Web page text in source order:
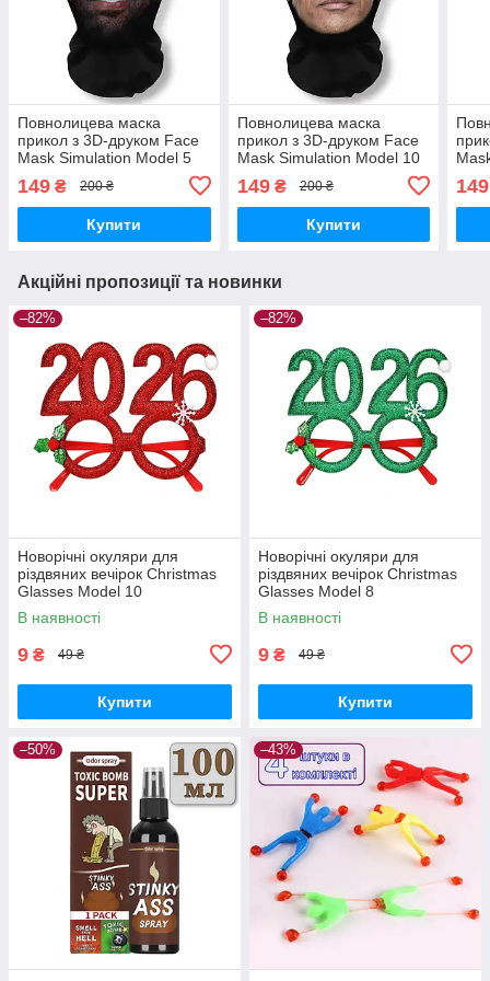
Повнолицева маска
прикол з 3D-друком Face
Mask Simulation Model 5
149 ₴ 200 ₴
Купити
Повнолицева маска
прикол з 3D-друком Face
Mask Simulation Model 10
149₴ 200 ₴
Купити
149
Акційні пропозиції та новинки
–82%
Новорічні окуляри для
різдвяних вечірок Christmas
Glasses Model 10
В наявності
9 ₴ 49 ₴
Купити
–82%
Новорічні окуляри для
різдвяних вечірок Christmas
Glasses Model 8
В наявності
9 ₴ 49 ₴
Купити
–50% –43%